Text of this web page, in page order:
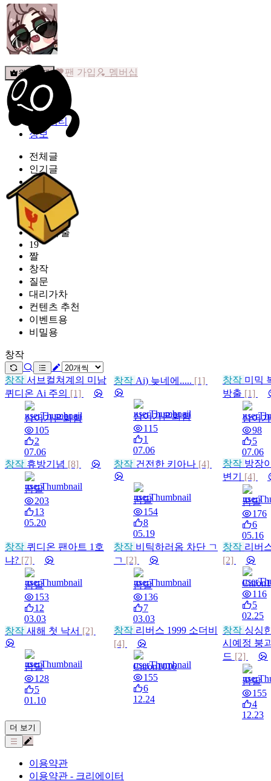
원픽선택 팬 가입 멤버십
밐타운
피드
커뮤니티
정보
전체글
인기글
공지
다시보기
자유
소식
스포,유출
19
짤
창작
질문
대리가차
컨텐츠 추천
이벤트용
비밀용
창작
창작 서브컬쳐계의 미남
퀴디온 Ai 주의 [1]
상어가온화함
105
2
07.06
창작 Ai) 늦네에..... [1]
상어가온화함
115
1
07.06
창작 미믹
방출 [1]
상어
98
5
07.06
창작 휴방기념 [8]
꿈달
203
13
05.20
창작 건전한 키아나 [4]
꿈달
154
8
05.19
창작 방장
변기
[4]
꿈달
176
6
05.16
창작 퀴디온 팬아트 1호
냐? [7]
꿈달
153
12
03.03
창작 비틱하러옴 차단 ㄱ
ㄱ [2]
꿈달
136
7
03.03
창작 리버
[2]
116
5
02.25
창작 새해 첫 낙서 [2]
꿈달
128
5
01.10
창작 리버스 1999 소더비
[4]
Citron1016
155
6
12.24
창작 싱싱
시예정 붕
드 [2]
꿈달
155
4
12.23
더 보기
이용약관
이용약관 - 크리에이터